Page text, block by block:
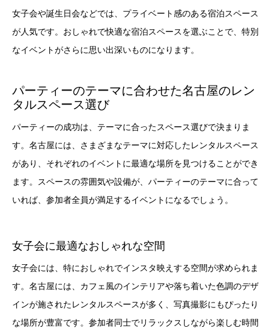
女子会や誕生日会などでは、プライベート感のある宿泊スペース
が人気です。おしゃれで快適な宿泊スペースを選ぶことで、特別
なイベントがさらに思い出深いものになります。
パーティーのテーマに合わせた名古屋のレン
タルスペース選び
パーティーの成功は、テーマに合ったスペース選びで決まりま
す。名古屋には、さまざまなテーマに対応したレンタルスペース
があり、それぞれのイベントに最適な場所を見つけることができ
ます。スペースの雰囲気や設備が、パーティーのテーマに合って
いれば、参加者全員が満足するイベントになるでしょう。
女子会に最適なおしゃれな空間
女子会には、特におしゃれでインスタ映えする空間が求められま
す。名古屋には、カフェ風のインテリアや落ち着いた色調のデザ
インが施されたレンタルスペースが多く、写真撮影にもぴったり
な場所が豊富です。参加者同士でリラックスしながら楽しむ時間